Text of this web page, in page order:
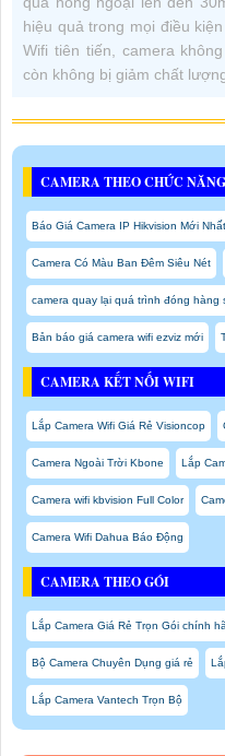
hiệu quả trong mọi điều
Wifi tiên tiến, camera
còn không bị giảm chất
CAMERA THEO CHỨC NĂNG
Báo Giá Camera IP Hikvision Mới Nhất
Camera Có Màu Ban Đêm Siêu Nét
camera quay lại quá trình đóng hàng
Bản báo giá camera wifi ezviz mới
CAMERA KẾT NỐI WIFI
Lắp Camera Wifi Giá Rẻ Visioncop
Camera Ngoài Trời Kbone Lắp
Camera wifi kbvision Full Color
Camera Wifi Dahua Báo Động
CAMERA THEO GÓI
Lắp Camera Giá Rẻ Trọn Gói chính
Bộ Camera Chuyên Dụng giá rẻ
Lắp Camera Vantech Trọn Bộ